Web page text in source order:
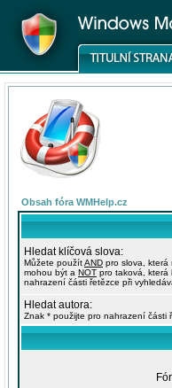
Obsah fóra WMHelp.cz
Hledat klíčová slova:
Můžete použítAND pro slova, která
mohou být a NOT pro taková, která
nahrazení části řetězce při
Hledat autora:
Znak * použijte pro nahrazení části